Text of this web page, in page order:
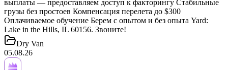
выплаты — предоставляем доступ к факторингу Стабильные
грузы без простоев Компенсация перелета до $300
Оплачиваемое обучение Берем с опытом и без опыта Yard:
Lake in the Hills, IL 60156. Звоните!
Dry Van
05.08.26